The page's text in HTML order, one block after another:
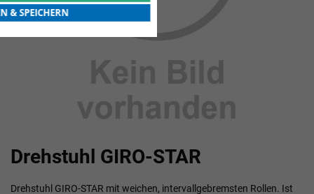
Drehstuhl GIRO-STAR
Drehstuhl GIRO-STAR mit weichen, intervallgebremsten Rollen. Ist
Anfang
der
& SPEICHERN